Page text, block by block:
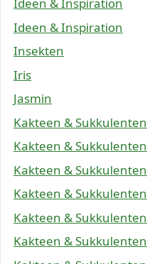
Ideen & Inspiration
Insekten
Iris
Jasmin
Kakteen & Sukkulenten
Kakteen & Sukkulenten
Kakteen & Sukkulenten
Kakteen & Sukkulenten
Kakteen & Sukkulenten
Kakteen & Sukkulenten